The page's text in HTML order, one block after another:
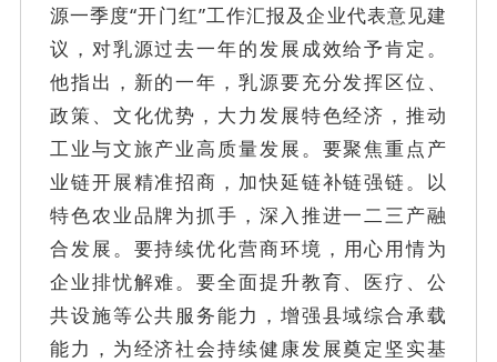
源一季度“开门红”工作汇报及企业代表意见建
议，对乳源过去一年的发展成效给予肯定。
他指出，新的一年，乳源要充分发挥区位、
政策、文化优势，大力发展特色经济，推动
工业与文旅产业高质量发展。要聚焦重点产
业链开展精准招商，加快延链补链强链。以
特色农业品牌为抓手，深入推进一二三产融
合发展。要持续优化营商环境，用心用情为
企业排忧解难。要全面提升教育、医疗、公
共设施等公共服务能力，增强县域综合承载
能力，为经济社会持续健康发展奠定坚实基